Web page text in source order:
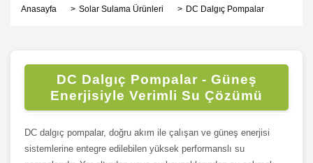
Anasayfa Solar Sulama Ürünleri DC Dalgıç Pompalar
DC Dalgıç Pompalar - Güneş
Enerjisiyle Verimli Su Çözümü
DC dalgıç pompalar, doğru akım ile çalışan ve güneş enerjisi
sistemlerine entegre edilebilen yüksek performanslı su